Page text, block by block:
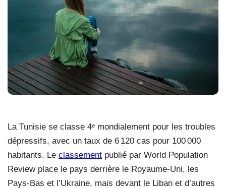
La Tunisie se classe 4ᵉ mondialement pour les troubles
dépressifs, avec un taux de 6 120 cas pour 100 000
habitants. Le classement publié par World Population
Review place le pays derrière le Royaume-Uni, les
Pays-Bas et l’Ukraine, mais devant le Liban et d’autres